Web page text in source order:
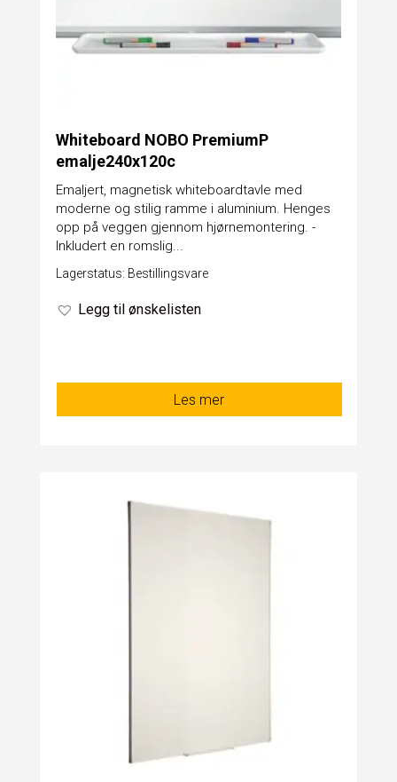
Whiteboard NOBO PremiumP
emalje240x120c
Emaljert, magnetisk whiteboardtavle med
moderne og stilig ramme i aluminium. Henges
opp på veggen gjennom hjørnemontering. -
Inkludert en romslig...
Lagerstatus: Bestillingsvare
Legg til ønskelisten
Les mer